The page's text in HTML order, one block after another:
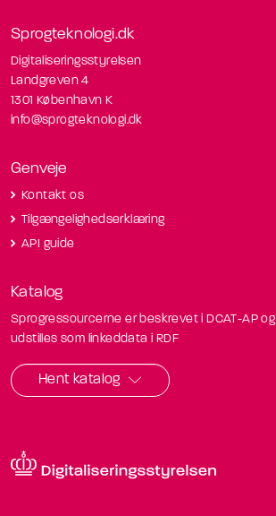
Sprogteknologi.dk
Digitaliseringsstyrelsen
Landgreven 4
1301 København K
info@sprogteknologi.dk
Genveje
Kontakt os
Tilgængelighedserklæring
API guide
Katalog
Sprogressourcerne er beskrevet i DCAT-AP og
udstilles som linkeddata i RDF
Hent katalog